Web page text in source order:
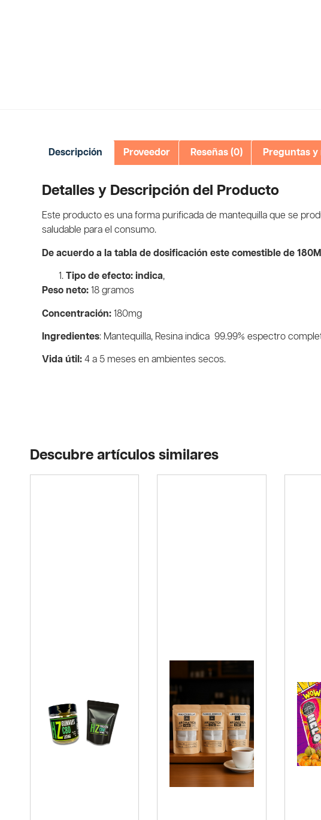
Descripción Proveedor Reseñas (0) Preguntas
Detalles y Descripción del Producto
Este producto es una forma purificada de mantequilla que se
saludable para el consumo.
De acuerdo a la tabla de dosificación este comestible de
Tipo de efecto: indica,
Peso neto: 18 gramos
Concentración: 180mg
Ingredientes: Mantequilla, Resina indica 99.99% espectro
Vida útil: 4 a 5 meses en ambientes secos.
Descubre artículos similares